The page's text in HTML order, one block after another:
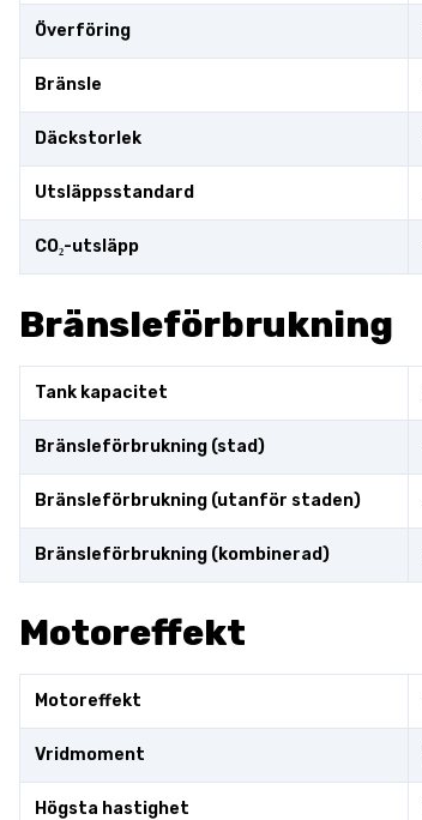
Överföring
Bränsle
Däckstorlek
Utsläppsstandard
CO₂-utsläpp
Bränsleförbrukning
Tank kapacitet
Bränsleförbrukning (stad)
Bränsleförbrukning (utanför staden)
Bränsleförbrukning (kombinerad)
Motoreffekt
Motoreffekt
Vridmoment
Högsta hastighet